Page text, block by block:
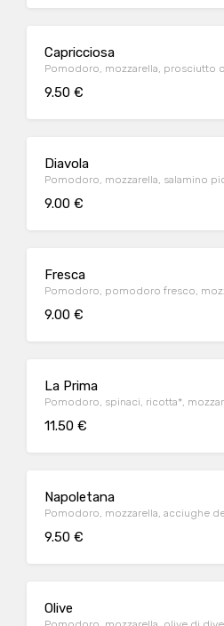
Capricciosa
Pomodoro, mozzarella, prosciutto
9.50 €
Diavola
Pomodoro, mozzarella, salamino
9.00 €
Fresca
Pomodoro, pomodoro fresco,
9.00 €
La Prima
Pomodoro, spinaci, ricotta*,
11.50 €
Napoletana
Pomodoro, mozzarella, acciughe
9.50 €
Olive